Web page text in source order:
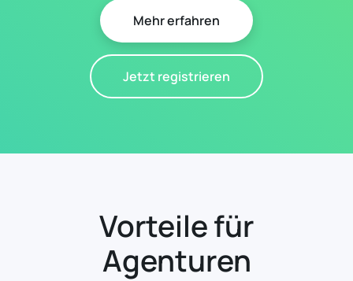
Mehr erfahren
Jetzt registrieren
Vorteile für
Agenturen